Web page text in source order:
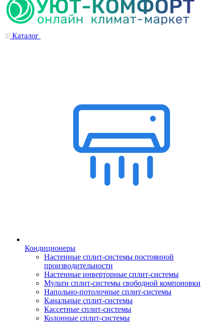
Каталог
Кондиционеры
Настенные сплит-системы постоянной
производительности
Настенные инверторные сплит-системы
Мульти сплит-системы свободной компоновки
Напольно-потолочные сплит-системы
Канальные сплит-системы
Кассетные сплит-системы
Колонные сплит-системы